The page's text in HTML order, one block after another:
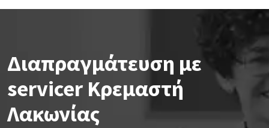
Διαπραγμάτευση με
servicer Κρεμαστή
Λακωνίας